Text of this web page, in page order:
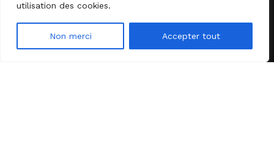
utilisation des cookies.
Non merci Accepter tout